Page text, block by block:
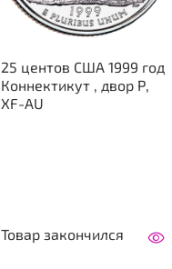
25 центов США 1999 год
Коннектикут , двор Р,
XF-AU
Товар закончился